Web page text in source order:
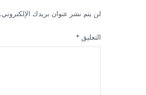
لن يتم نشر عنوان بريدك الإلكتروني.
التعليق *